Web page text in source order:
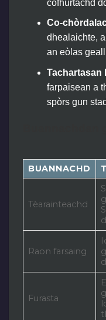
cofhurtachd
Co-
dhealaichte,
an eòlas
Tachartasan
farpaisean a
spòrs gun
BUANNACHD
Tèarainteachd
Raon farsaing
Furasta